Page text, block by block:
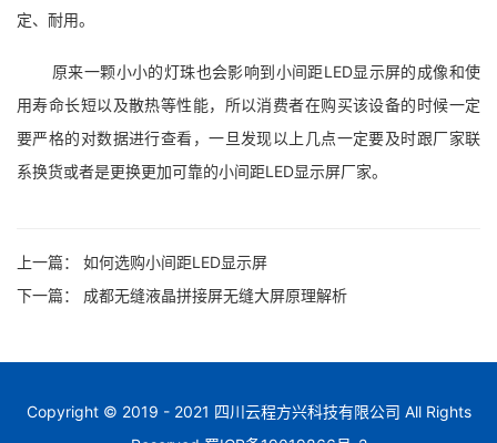
定、耐用。
原来一颗小小的灯珠也会影响到小间距LED显示屏的成像和使
用寿命长短以及散热等性能，所以消费者在购买该设备的时候一定
要严格的对数据进行查看，一旦发现以上几点一定要及时跟厂家联
系换货或者是更换更加可靠的小间距LED显示屏厂家。
上一篇： 如何选购小间距LED显示屏
下一篇： 成都无缝液晶拼接屏无缝大屏原理解析
Copyright © 2019 - 2021 四川云程方兴科技有限公司 All Rights